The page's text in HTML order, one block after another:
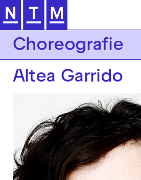
Zur
Choreografie
Altea Garrido